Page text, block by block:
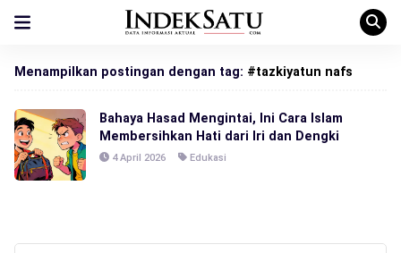
Menampilkan postingan dengan tag: #tazkiyatun nafs
Bahaya Hasad Mengintai, Ini Cara Islam
Membersihkan Hati dari Iri dan Dengki
4 April 2026 Edukasi